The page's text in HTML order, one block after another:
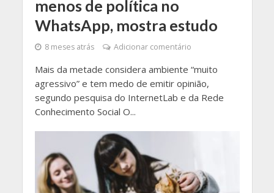
menos de política no
WhatsApp, mostra estudo
8 meses atrás Adicionar comentário
Mais da metade considera ambiente “muito
agressivo” e tem medo de emitir opinião,
segundo pesquisa do InternetLab e da Rede
Conhecimento Social O...